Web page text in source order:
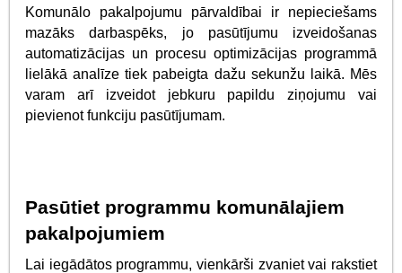
Komunālo pakalpojumu pārvaldībai ir nepieciešams
mazāks darbaspēks, jo pasūtījumu izveidošanas
automatizācijas un procesu optimizācijas programmā
lielākā analīze tiek pabeigta dažu sekunžu laikā. Mēs
varam arī izveidot jebkuru papildu ziņojumu vai
pievienot funkciju pasūtījumam.
Pasūtiet programmu komunālajiem
pakalpojumiem
Lai iegādātos programmu, vienkārši zvaniet vai rakstiet